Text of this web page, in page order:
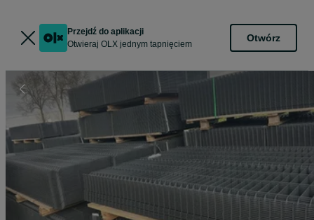
Przejdź do aplikacji
Otwieraj OLX jednym tapnięciem
Otwórz